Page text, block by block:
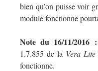
bien qu’on puisse voir
module fonctionne
Note du 16/11/2016 :
1.7.855 de la Vera Lite
fonctionne.